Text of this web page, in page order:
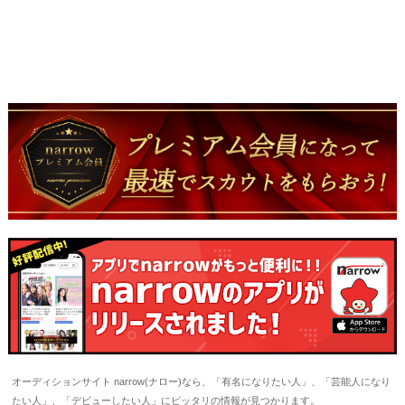
オーディションサイト narrow(ナロー)なら、「有名になりたい人」、「芸能人になり
たい人」、「デビューしたい人」にピッタリの情報が見つかります。